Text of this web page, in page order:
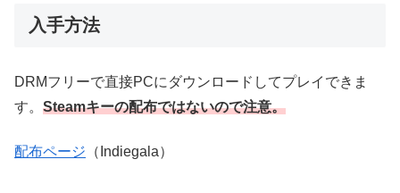
入手方法
DRMフリーで直接PCにダウンロードしてプレイできま
す。 Steamキーの配布ではないので注意。
配布ページ （Indiegala）